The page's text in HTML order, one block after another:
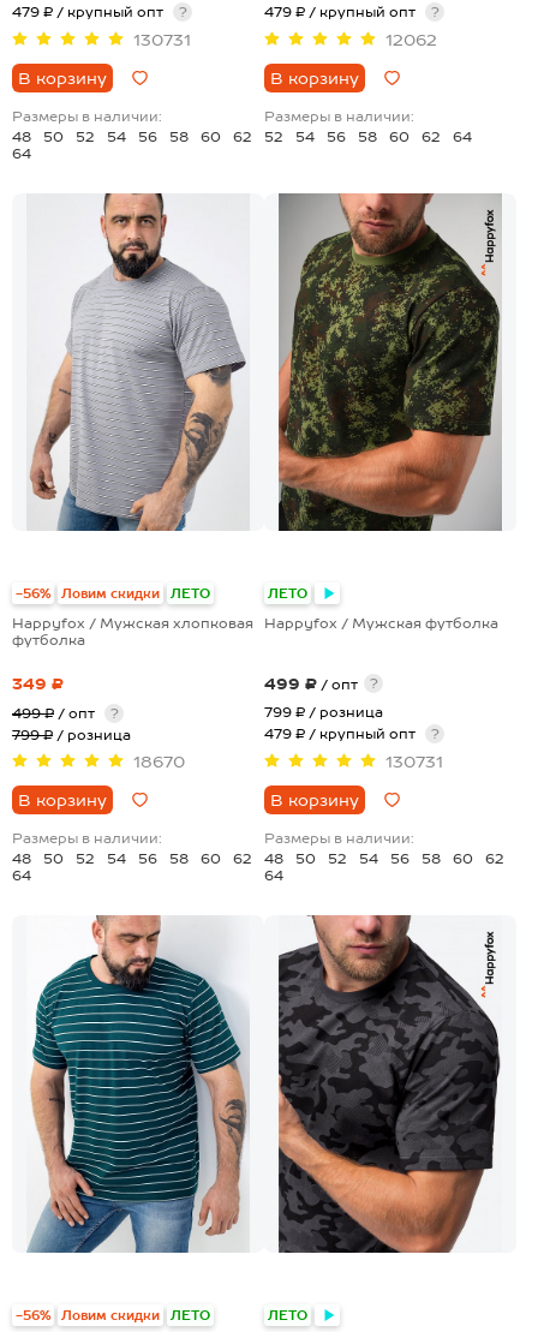
479 ₽ / крупный опт
?
130731
В корзину
Размеры в наличии:
48
50 52 54 56 58 60
62
64
479 ₽ / крупный опт
?
12062
В корзину
Размеры в наличии:
52
54 56 58 60 62 64
-56% Ловим скидки ЛЕТО
Happyfox / Мужская хлопковая
футболка
349 ₽
499 ₽ / опт
?
799 ₽ / розница
18670
В корзину
Размеры в наличии:
48
50 52 54 56 58 60
62
64
ЛЕТО
Happyfox / Мужская футболка
499 ₽ / опт
?
799 ₽ / розница
479 ₽ / крупный опт
?
130731
В корзину
Размеры в наличии:
48
50 52 54 56 58 60
62
64
-56% Ловим скидки ЛЕТО ЛЕТО